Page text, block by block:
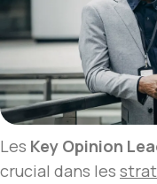
Les Key Opinion
crucial dans les